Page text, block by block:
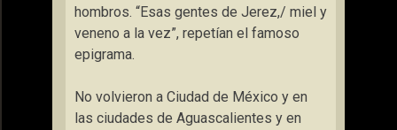
hombros. “Esas gentes de Jerez,/ miel y
veneno a la vez”, repetían el famoso
epigrama.
No volvieron a Ciudad de México y en
las ciudades de Aguascalientes y en